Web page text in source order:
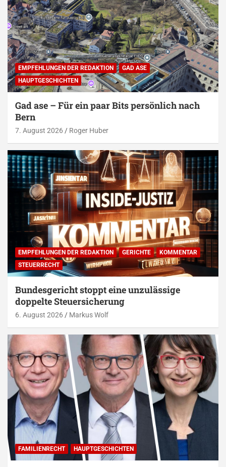
EMPFEHLUNGEN DER REDAKTION
GAD ASE
HAUPTGESCHICHTEN
Gad ase – Für ein paar Bits persönlich nach
Bern
7. August 2026 Roger Huber
EMPFEHLUNGEN DER REDAKTION GERICHTE
KOMMENTAR
STEUERRECHT
Bundesgericht stoppt eine unzulässige
doppelte Steuersicherung
6. August 2026 Markus Wolf
FAMILIENRECHT HAUPTGESCHICHTEN